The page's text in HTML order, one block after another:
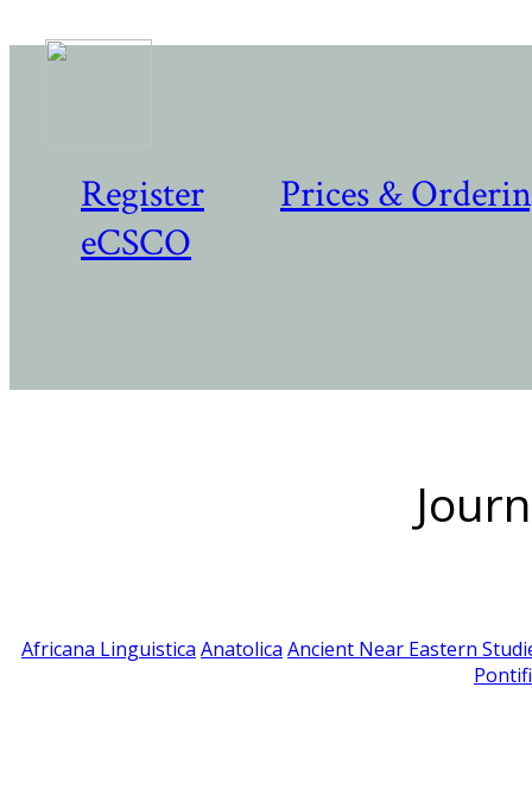
Register
Prices &
eCSCO
Africana Linguistica Anatolica Ancient Near Eastern